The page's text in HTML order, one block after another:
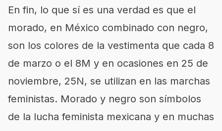
En fin, lo que sí es una verdad es que el
morado, en México combinado con negro,
son los colores de la vestimenta que cada 8
de marzo o el 8M y en ocasiones en 25 de
noviembre, 25N, se utilizan en las marchas
feministas. Morado y negro son símbolos
de la lucha feminista mexicana y en muchas